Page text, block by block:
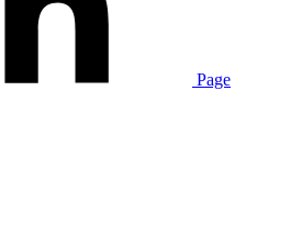
Page